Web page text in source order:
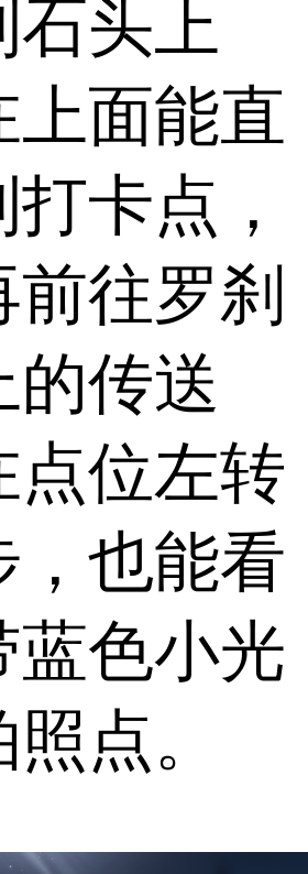
石头上
上面能直
卡点，
往罗刹
的传送
点位左转
，也能看
蓝色小光
点。